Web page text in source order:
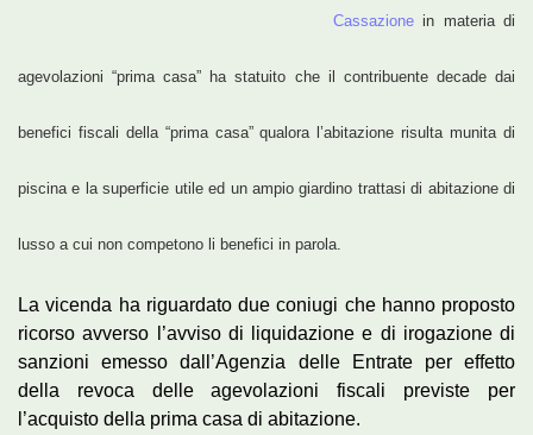
Cassazione in materia di
agevolazioni “prima casa” ha statuito che il contribuente decade dai
benefici fiscali della “prima casa” qualora l’abitazione risulta munita di
piscina e la superficie utile ed un ampio giardino trattasi di abitazione di
lusso a cui non competono li benefici in parola.
La vicenda ha riguardato due coniugi che hanno proposto
ricorso avverso l’avviso di liquidazione e di irogazione di
sanzioni emesso dall’Agenzia delle Entrate per effetto
della revoca delle agevolazioni fiscali previste per
l’acquisto della prima casa di abitazione.